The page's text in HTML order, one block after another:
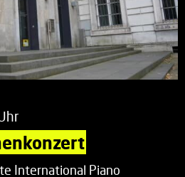
International Piano